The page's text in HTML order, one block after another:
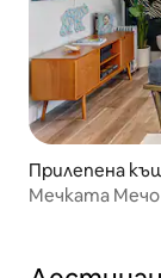
Прилепена
Мечката Мечо